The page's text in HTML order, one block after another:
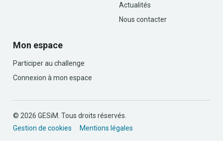
Actualités
Nous contacter
Mon espace
Participer au challenge
Connexion à mon espace
© 2026 GESiM. Tous droits réservés.
Gestion de cookies
Mentions légales